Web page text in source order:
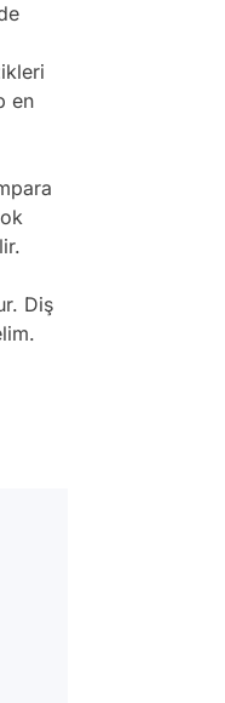
en
Diş